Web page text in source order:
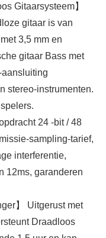
Gitaarsysteem】
gitaar is van
3,5 mm en
gitaar Bass met
aansluiting
stereo-instrumenten.
24 -bit / 48
sampling-tarief,
interferentie,
12ms, garanderen
】 Uitgerust met
Draadloos